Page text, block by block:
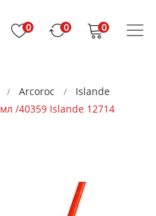
0 0 0
Arcoroc
Islande
/40359 Islande 12714